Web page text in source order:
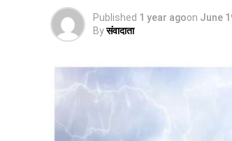
Published 1 year agoon June
Byसंवादाता